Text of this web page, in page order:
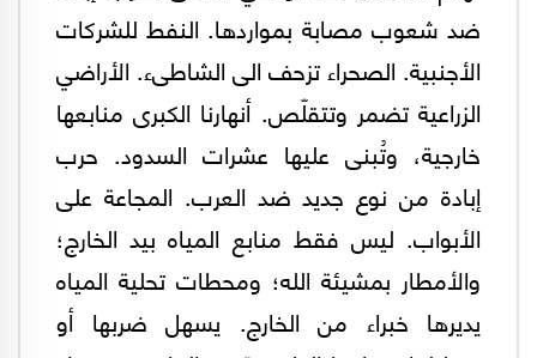
ضد شعوب مصابة بمواردها. النفط للشركات
الأجنبية. الصحراء تزحف الى الشاطىء. الأراضي
الزراعية تضمر وتتقلّص. أنهارنا الكبرى منابعها
خارجية، وتُبنى عليها عشرات السدود. حرب
إبادة من نوع جديد ضد العرب. المجاعة على
الأبواب. ليس فقط منابع المياه بيد الخارج؛
والأمطار بمشيئة الله؛ ومحطات تحلية المياه
يديرها خبراء من الخارج. يسهل ضربها أو